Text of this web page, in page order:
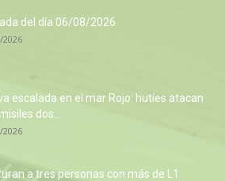
del día 06/08/2026
2026
escalada en el mar Rojo: hutíes atacan
dos...
2026
a tres personas con más de L1